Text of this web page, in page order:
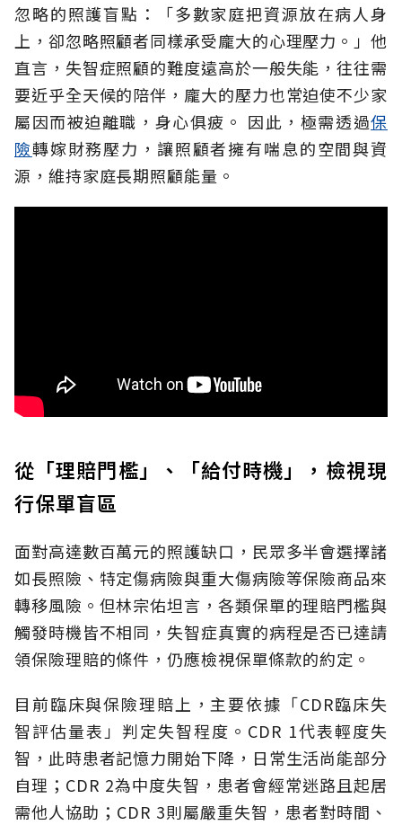
忽略的照護盲點：「多數家庭把資源放在病人身
上，卻忽略照顧者同樣承受龐大的心理壓力。」他
直言，失智症照顧的難度遠高於一般失能，往往需
要近乎全天候的陪伴，龐大的壓力也常迫使不少家
屬因而被迫離職，身心俱疲。 因此，極需透過保
險轉嫁財務壓力，讓照顧者擁有喘息的空間與資
源，維持家庭長期照顧能量。
從「理賠門檻」、「給付時機」，檢視現
行保單盲區
面對高達數百萬元的照護缺口，民眾多半會選擇諸
如長照險、特定傷病險與重大傷病險等保險商品來
轉移風險。但林宗佑坦言，各類保單的理賠門檻與
觸發時機皆不相同，失智症真實的病程是否已達請
領保險理賠的條件，仍應檢視保單條款的約定。
目前臨床與保險理賠上，主要依據「CDR臨床失
智評估量表」判定失智程度。CDR 1代表輕度失
智，此時患者記憶力開始下降，日常生活尚能部分
自理；CDR 2為中度失智，患者會經常迷路且起居
需他人協助；CDR 3則屬嚴重失智，患者對時間、